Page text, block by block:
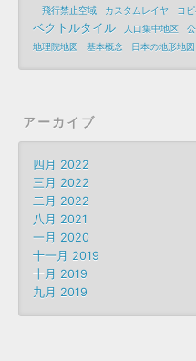
飛行禁止空域
カスタムレイヤ コ
ベクトルタイル 人口集中地区
地理院地図 基本概念 日本の地形地図
アーカイブ
四月 2022
三月 2022
二月 2022
八月 2021
一月 2020
十一月 2019
十月 2019
九月 2019